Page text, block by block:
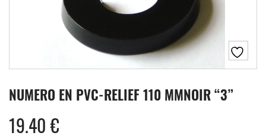
NUMERO EN PVC-RELIEF 110 MMNOIR “3”
19.40€